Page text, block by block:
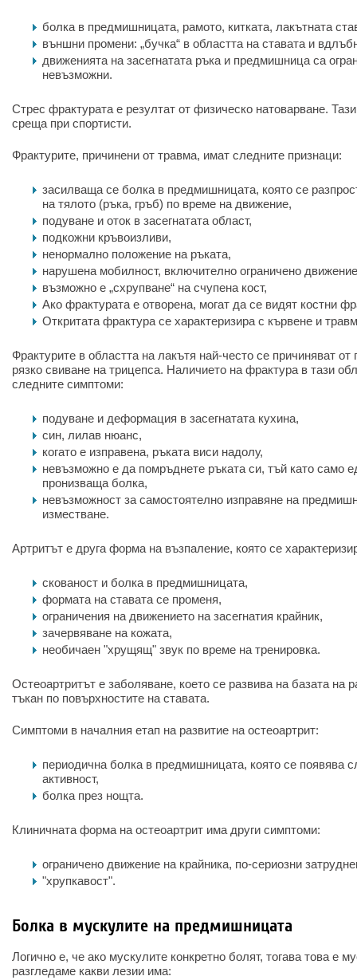
болка в предмишницата, рамото, китката, лакътната
външни промени: „бучка“ в областта на ставата и
движенията на засегнатата ръка и предмишница са
невъзможни.
Стрес фрактурата е резултат от физическо натоварване.
среща при спортисти.
Фрактурите, причинени от травма, имат следните признаци:
засилваща се болка в предмишницата, която се
на тялото (ръка, гръб) по време на движение,
подуване и оток в засегнатата област,
подкожни кръвоизливи,
ненормално положение на ръката,
нарушена мобилност, включително ограничено
възможно е „схрупване“ на счупена кост,
Ако фрактурата е отворена, могат да се видят костни
Откритата фрактура се характеризира с кървене и
Фрактурите в областта на лакътя най-често се причиняват
рязко свиване на трицепса. Наличието на фрактура в тази
следните симптоми:
подуване и деформация в засегнатата кухина,
син, лилав нюанс,
когато е изправена, ръката виси надолу,
невъзможно е да помръднете ръката си, тъй като само
пронизваща болка,
невъзможност за самостоятелно изправяне на
изместване.
Артритът е друга форма на възпаление, която се
скованост и болка в предмишницата,
формата на ставата се променя,
ограничения на движението на засегнатия крайник,
зачервяване на кожата,
необичаен "хрущящ" звук по време на тренировка.
Остеоартритът е заболяване, което се развива на базата на
тъкан по повърхностите на ставата.
Симптоми в началния етап на развитие на остеоартрит:
периодична болка в предмишницата, която се появява
активност,
болка през нощта.
Клиничната форма на остеоартрит има други симптоми:
ограничено движение на крайника, по-сериозни
"хрупкавост".
Болка в мускулите на предмишницата
Логично е, че ако мускулите конкретно болят, тогава това е
разгледаме какви лезии има: